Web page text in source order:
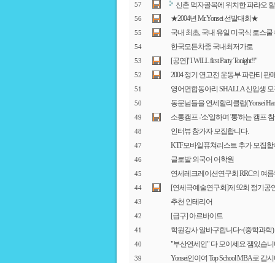
57 신촌 먹자골목에 위치한 파라오
56 ★2004년 Mr.Yonsei 선발대회★
55 국내 최초, 국내 유일 미국식 로스쿨
54 한국모든차종 국내최저가로
53 [공연]"I WILL first Party Tonight!!"
52 2004 정기 연고전 운동부 파란티 판
51 영어연합동아리 SHALLA 신입생
50 동문님들을 연세할리클럽(Yonsei
49 소통캠프 -'소'일하며 '통'하는 캠프
48 인터뷰 참가자 모집합니다.
47 KTF모바일퓨쳐리스트 추가 모집합
46 글로발 외국어 어학원
45 연세레크레이션연구회 RRC의 여
44 [연세극예술연구회]제 92회 정기공
43 추천 인테리어
42 [급구] 아르바이트
41 학원강사 알바구합니다~(중학과학)
40 "부산연세인" 다 모이세요 잼있습
39 Yonsei인이여 Top School MBA로 갑